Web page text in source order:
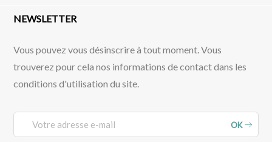
NEWSLETTER
Vous pouvez vous désinscrire à tout moment. Vous
trouverez pour cela nos informations de contact dans les
conditions d'utilisation du site.
OK